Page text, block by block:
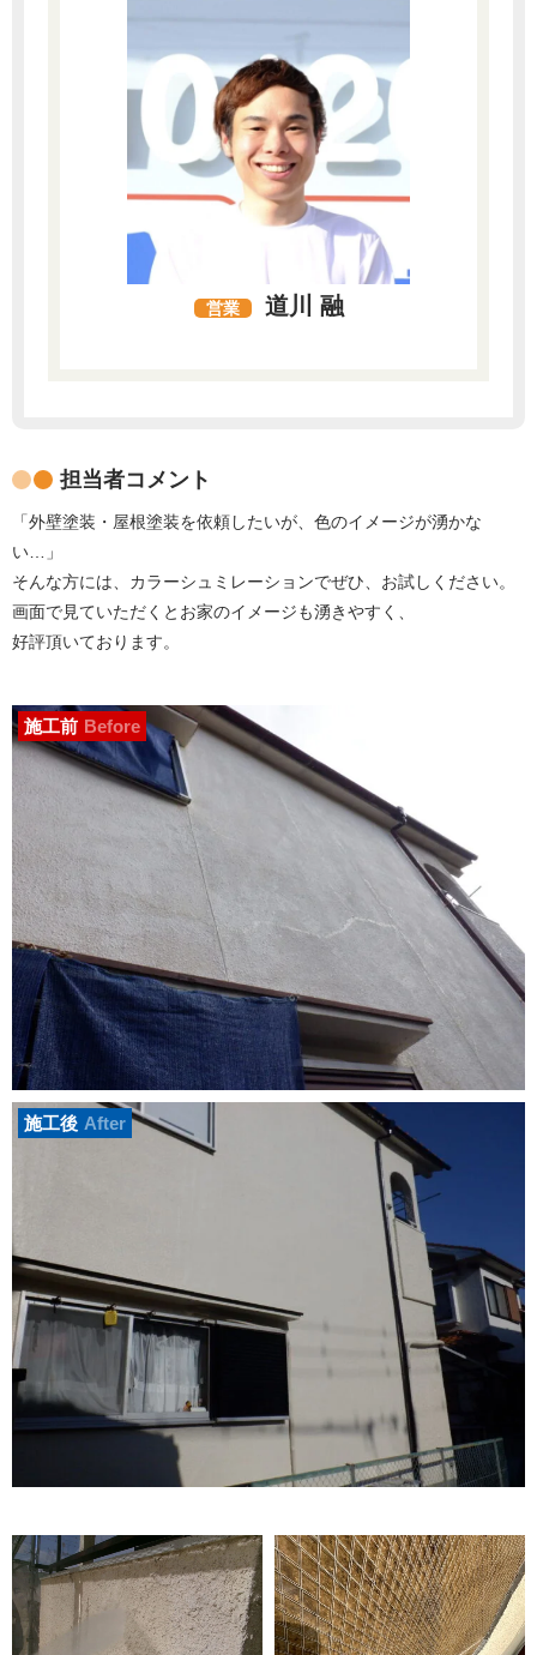
営業 道川 融
担当者コメント
「外壁塗装・屋根塗装を依頼したいが、色のイメージが湧かな
い…」
そんな方には、カラーシュミレーションでぜひ、お試しください。
画面で見ていただくとお家のイメージも湧きやすく、
好評頂いております。
施工前 Before
施工後 After